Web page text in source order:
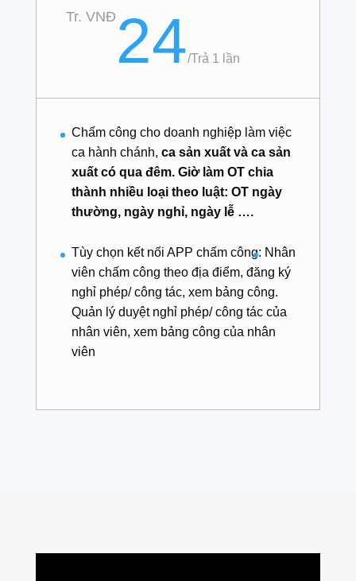
Tr. VNĐ 24/Trả 1 lần
Chấm công cho doanh nghiệp làm việc
ca hành chánh, ca sản xuất và ca sản
xuất có qua đêm. Giờ làm OT chia
thành nhiều loại theo luật: OT ngày
thường, ngày nghỉ, ngày lễ ….
Tùy chọn kết nối APP chấm công: Nhân
viên chấm công theo địa điểm, đăng ký
nghỉ phép/ công tác, xem bảng công.
Quản lý duyệt nghỉ phép/ công tác của
nhân viên, xem bảng công của nhân
viên